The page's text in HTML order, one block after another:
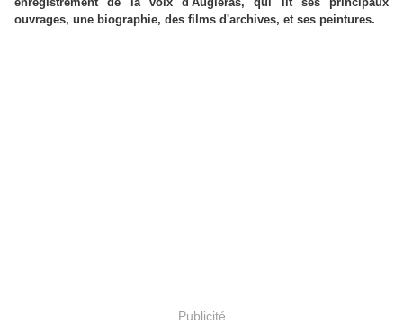
ouvrages, une biographie, des films d'archives, et ses peintures.
Publicité